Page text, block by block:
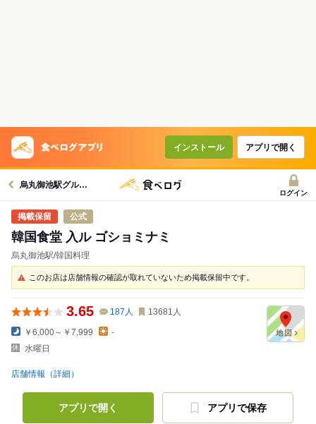
インストール アプリで開く
烏丸御池駅グルメへ
ログイン
公式
韓国食堂 入ル ゴショミナミ
烏丸御池駅/韓国料理
このお店は店舗情報の確認が取れていないため掲載保留中です。
3.65 187 人 13681 人
￥6,000～￥7,999
-
水曜日
店舗情報（詳細）
アプリで開く アプリで保存